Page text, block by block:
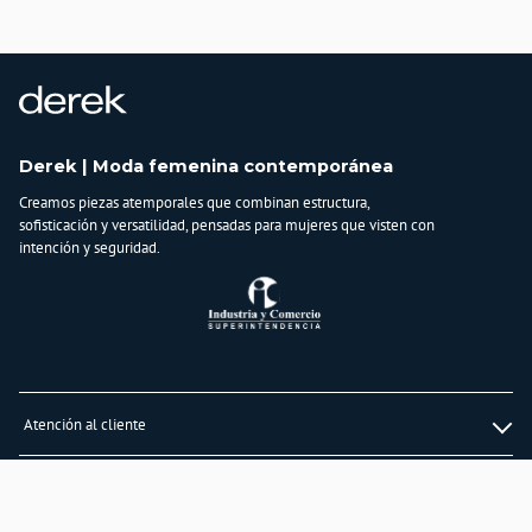
BAGUER SAS
Lavar en máquina, no usar blanqueadores,lavar y secar con colores similares y
planchar a temperatura tibia
Composición:
75% VISCOSA
20% NYLON
Derek | Moda femenina contemporánea
Creamos piezas atemporales que combinan estructura,
sofisticación y versatilidad, pensadas para mujeres que visten con
intención y seguridad.
Atención al cliente